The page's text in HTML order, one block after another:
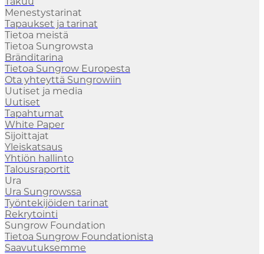
Menestystarinat
Tapaukset ja tarinat
Tietoa meistä
Tietoa Sungrowsta
Bränditarina
Tietoa Sungrow Europesta
Ota yhteyttä Sungrowiin
Uutiset ja media
Uutiset
Tapahtumat
White Paper
Sijoittajat
Yleiskatsaus
Yhtiön hallinto
Talousraportit
Ura
Ura Sungrowssa
Työntekijöiden tarinat
Rekrytointi
Sungrow Foundation
Tietoa Sungrow Foundationista
Saavutuksemme